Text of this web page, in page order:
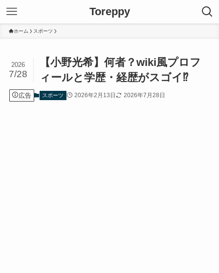
Toreppy
ホーム スポーツ
【小野光希】何者？wiki風プロフ
ィールと学歴・経歴がスゴイ⁉
2026
7/28
広告 スポーツ 2026年2月13日 2026年7月28日